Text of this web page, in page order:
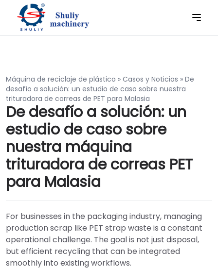
Máquina de reciclaje de plástico » Casos y Noticias » De
desafío a solución: un estudio de caso sobre nuestra
trituradora de correas de PET para Malasia
De desafío a solución: un
estudio de caso sobre
nuestra máquina
trituradora de correas PET
para Malasia
For businesses in the packaging industry, managing
production scrap like PET strap waste is a constant
operational challenge. The goal is not just disposal,
but efficient recycling that can be integrated
smoothly into existing workflows.